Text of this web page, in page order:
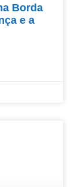
Borda
e a